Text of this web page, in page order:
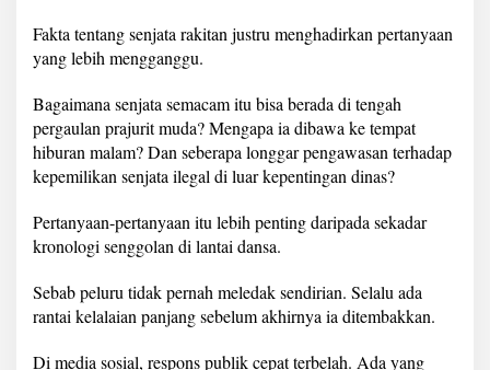
Fakta tentang senjata rakitan justru menghadirkan pertanyaan
yang lebih mengganggu.
Bagaimana senjata semacam itu bisa berada di tengah
pergaulan prajurit muda? Mengapa ia dibawa ke tempat
hiburan malam? Dan seberapa longgar pengawasan terhadap
kepemilikan senjata ilegal di luar kepentingan dinas?
Pertanyaan-pertanyaan itu lebih penting daripada sekadar
kronologi senggolan di lantai dansa.
Sebab peluru tidak pernah meledak sendirian. Selalu ada
rantai kelalaian panjang sebelum akhirnya ia ditembakkan.
Di media sosial, respons publik cepat terbelah. Ada yang